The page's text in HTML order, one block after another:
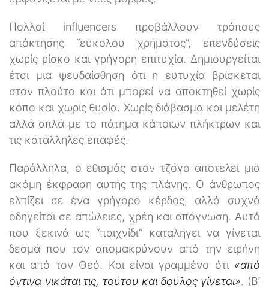
Πολλοί influencers προβάλλουν τρόπους
απόκτησης “εύκολου χρήματος”, επενδύσεις
χωρίς ρίσκο και γρήγορη επιτυχία. Δημιουργείται
έτσι μια ψευδαίσθηση ότι η ευτυχία βρίσκεται
στον πλούτο και ότι μπορεί να αποκτηθεί χωρίς
κόπο και χωρίς θυσία. Χωρίς διάβασμα και μελέτη
αλλά απλά με το πάτημα κάποιων πλήκτρων και
τις κατάλληλες επαφές.
Παράλληλα, ο εθισμός στον τζόγο αποτελεί μια
ακόμη έκφραση αυτής της πλάνης. Ο άνθρωπος
ελπίζει σε ένα γρήγορο κέρδος, αλλά συχνά
οδηγείται σε απώλειες, χρέη και απόγνωση. Αυτό
που ξεκινά ως “παιχνίδι” καταλήγει να γίνεται
δεσμά που τον απομακρύνουν από την ειρήνη
και από τον Θεό. Και είναι γραμμένο ότι «από
όντινα νικάται τις, τούτου και δούλος γίνεται». (Β’